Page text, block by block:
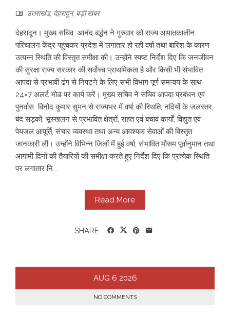
उत्तराखंड, देहरादून, बड़ी खबर
देहरादून। मुख्य सचिव आनंद बर्द्धन ने गुरुवार को राज्य आपातकालीन
परिचालन केंद्र पहुंचकर प्रदेश में लगातार हो रही वर्षा तथा बारिश के कारण
उत्पन्न स्थिति की विस्तृत समीक्षा की। उन्होंने स्पष्ट निर्देश दिए कि जनजीवन
की सुरक्षा राज्य सरकार की सर्वोच्च प्राथमिकता है और किसी भी संभावित
आपदा से प्रभावी ढंग से निपटने के लिए सभी विभाग पूर्ण समन्वय के साथ
24×7 अलर्ट मोड पर कार्य करें। मुख्य सचिव ने सचिव आपदा प्रबंधन एवं
पुनर्वास विनोद कुमार सुमन से राज्यभर में वर्षा की स्थिति, नदियों के जलस्तर,
बंद सड़कों, भूस्खलन से प्रभावित क्षेत्रों, राहत एवं बचाव कार्यों, विद्युत एवं
पेयजल आपूर्ति, संचार व्यवस्था तथा अन्य आवश्यक सेवाओं की विस्तृत
जानकारी ली। उन्होंने विभिन्न जिलों में हुई वर्षा, संभावित मौसम पूर्वानुमान तथा
आगामी दिनों की तैयारियों की समीक्षा करते हुए निर्देश दिए कि प्रत्येक स्थिति
पर लगातार नि...
Read More
SHARE
AUG 6 2026
NO COMMENTS